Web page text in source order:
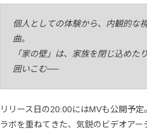
個人としての体験から、内観的な
曲。
「家の壁」は、家族を閉じ込めた
囲いこむ──
リリース日の20:00にはMVも公開予
ラボを重ねてきた、気鋭のビデオア